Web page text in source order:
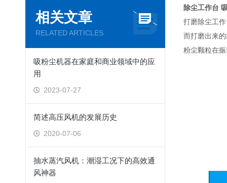
相关文章
RELATED ARTICLES
吸粉尘机器在家庭和商业领域中的应
用
2023-07-27
简述高压风机的发展历史
2020-07-06
抽水蒸汽风机：潮湿工况下的高效通
风神器
除尘工作台
打磨除尘工
而打磨出来
粉尘颗粒在